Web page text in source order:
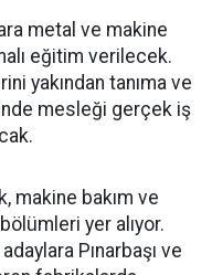
metal ve makine
eğitim verilecek.
yakından tanıma ve
mesleği gerçek iş
makine bakım ve
yer alıyor.
Pınarbaşı ve